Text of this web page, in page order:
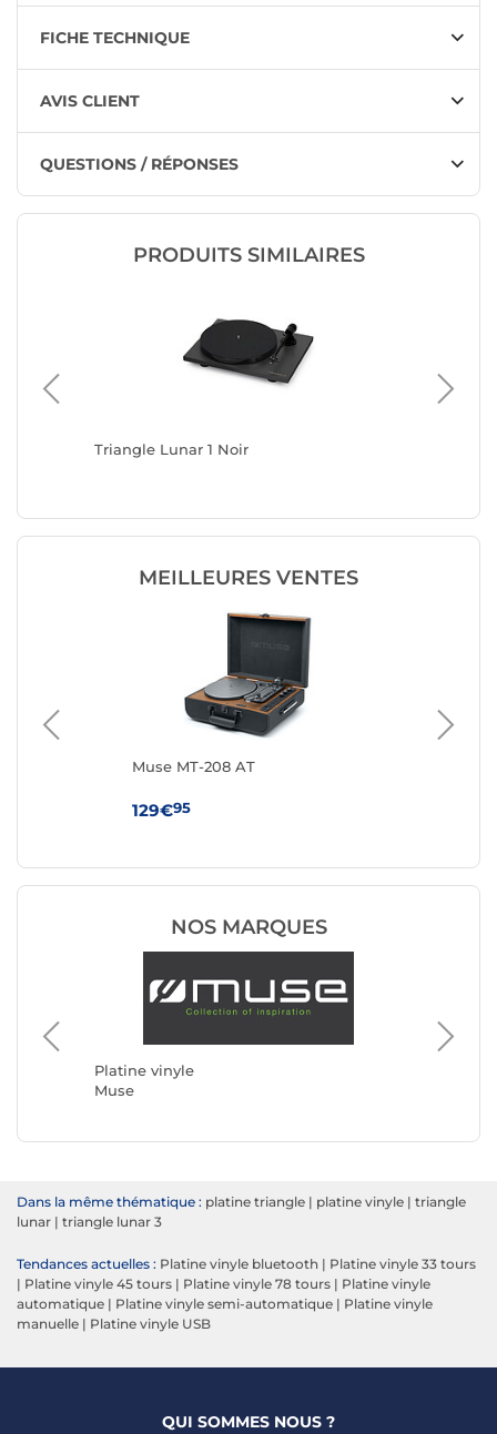
FICHE TECHNIQUE
AVIS CLIENT
QUESTIONS / RÉPONSES
PRODUITS SIMILAIRES
Triangle Lunar 1 Noir
MEILLEURES VENTES
Muse MT-208 AT
129€95
NOS MARQUES
Platine vinyle
Muse
Platine
Rega
Dans la même thématique : platine triangle | platine vinyle | triangle
lunar | triangle lunar 3
Tendances actuelles : Platine vinyle bluetooth | Platine vinyle 33 tours
| Platine vinyle 45 tours | Platine vinyle 78 tours | Platine vinyle
automatique | Platine vinyle semi-automatique | Platine vinyle
manuelle | Platine vinyle USB
QUI SOMMES NOUS ?